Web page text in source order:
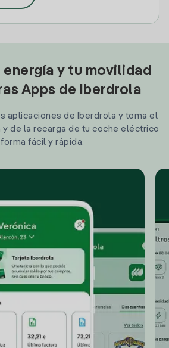
y tu movilidad
Apps de Iberdrola
aplicaciones de Iberdrola y toma el
de la recarga de tu coche eléctrico
fácil y rápida.